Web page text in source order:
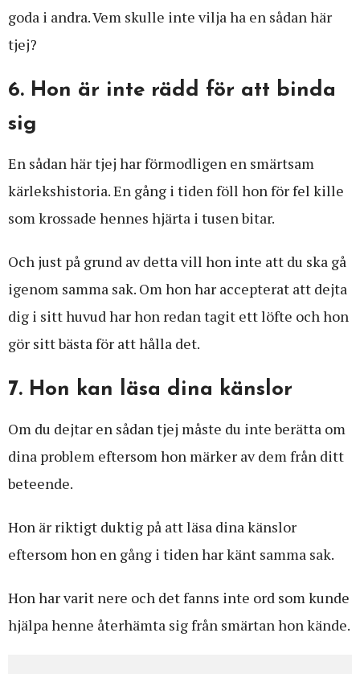
goda i andra. Vem skulle inte vilja ha en sådan här
tjej?
6. Hon är inte rädd för att binda
sig
En sådan här tjej har förmodligen en smärtsam
kärlekshistoria. En gång i tiden föll hon för fel kille
som krossade hennes hjärta i tusen bitar.
Och just på grund av detta vill hon inte att du ska gå
igenom samma sak. Om hon har accepterat att dejta
dig i sitt huvud har hon redan tagit ett löfte och hon
gör sitt bästa för att hålla det.
7. Hon kan läsa dina känslor
Om du dejtar en sådan tjej måste du inte berätta om
dina problem eftersom hon märker av dem från ditt
beteende.
Hon är riktigt duktig på att läsa dina känslor
eftersom hon en gång i tiden har känt samma sak.
Hon har varit nere och det fanns inte ord som kunde
hjälpa henne återhämta sig från smärtan hon kände.